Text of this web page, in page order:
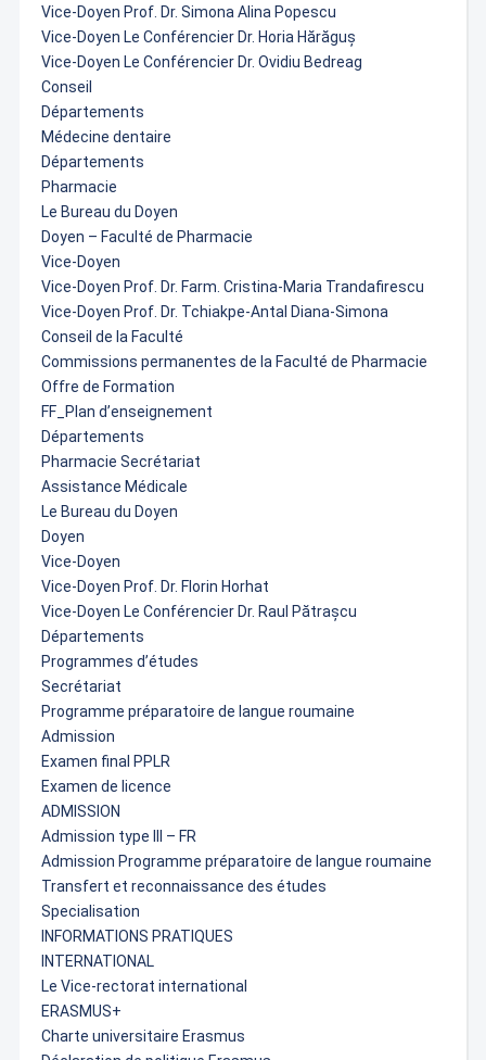
Vice-Doyen Prof. Dr. Simona Alina Popescu
Vice-Doyen Le Conférencier Dr. Horia Hărăguș
Vice-Doyen Le Conférencier Dr. Ovidiu Bedreag
Conseil
Départements
Médecine dentaire
Départements
Pharmacie
Le Bureau du Doyen
Doyen – Faculté de Pharmacie
Vice-Doyen
Vice-Doyen Prof. Dr. Farm. Cristina-Maria Trandafirescu
Vice-Doyen Prof. Dr. Tchiakpe-Antal Diana-Simona
Conseil de la Faculté
Commissions permanentes de la Faculté de Pharmacie
Offre de Formation
FF_Plan d’enseignement
Départements
Pharmacie Secrétariat
Assistance Médicale
Le Bureau du Doyen
Doyen
Vice-Doyen
Vice-Doyen Prof. Dr. Florin Horhat
Vice-Doyen Le Conférencier Dr. Raul Pătrașcu
Départements
Programmes d’études
Secrétariat
Programme préparatoire de langue roumaine
Admission
Examen final PPLR
Examen de licence
ADMISSION
Admission type III – FR
Admission Programme préparatoire de langue roumaine
Transfert et reconnaissance des études
Specialisation
INFORMATIONS PRATIQUES
INTERNATIONAL
Le Vice-rectorat international
ERASMUS+
Charte universitaire Erasmus